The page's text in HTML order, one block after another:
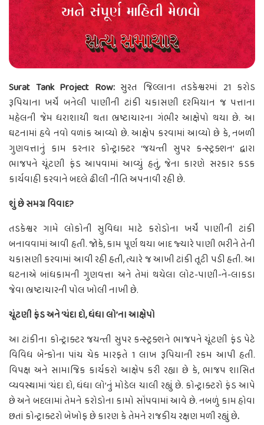
Surat Tank Project Row:સુરત જિલ્લાના તડકેશ્વરમાં 21 કરોડ
રૂપિયાના ખર્ચે બનેલી પાણીની ટાંકી ચકાસણી દરમિયાન જ પત્તાના
મહેલની જેમ ધરાશાયી થતા ભ્રષ્ટાચારના ગંભીર આક્ષેપો થયા છે. આ
ઘટનામાં હવે નવો વળાંક આવ્યો છે. આક્ષેપ કરવામાં આવ્યો છે કે, નબળી
ગુણવત્તાનું કામ કરનાર કોન્ટ્રાક્ટર ‘જયન્તી સુપર કન્સ્ટ્રક્શન’ દ્વારા
ભાજપને ચૂંટણી ફંડ આપવામાં આવ્યું હતું, જેના કારણે સરકાર કડક
કાર્યવાહી કરવાને બદલે ઢીલી નીતિ અપનાવી રહી છે.
શું છે સમગ્ર વિવાદ?
તડકેશ્વર ગામે લોકોની સુવિધા માટે કરોડોના ખર્ચે પાણીની ટાંકી
બનાવવામાં આવી હતી. જોકે, કામ પૂર્ણ થયા બાદ જ્યારે પાણી ભરીને તેની
ચકાસણી કરવામાં આવી રહી હતી, ત્યારે જ આખી ટાંકી તૂટી પડી હતી. આ
ઘટનાએ બાંધકામની ગુણવત્તા અને તેમાં થયેલા લોટ-પાણી-ને-લાકડા
જેવા ભ્રષ્ટાચારની પોલ ખોલી નાખી છે.
ચૂંટણી ફંડ અને ‘ચંદા દો, ધંધા લો’ના આક્ષેપો
આ ટાંકીના કોન્ટ્રાક્ટર જયન્તી સુપર કન્સ્ટ્રક્શને ભાજપને ચૂંટણી ફંડ પેટે
વિવિધ બેન્કોના પાંચ ચેક મારફતે 1 લાખ રૂપિયાની રકમ આપી હતી.
વિપક્ષ અને સામાજિક કાર્યકરો આક્ષેપ કરી રહ્યા છે કે, ભાજપ શાસિત
વ્યવસ્થામાં ‘ચંદા દો, ધંધા લો’નું મોડેલ ચાલી રહ્યું છે. કોન્ટ્રાક્ટરો ફંડ આપે
છે અને બદલામાં તેમને કરોડોના કામો સોંપવામાં આવે છે. નબળું કામ હોવા
છતાં કોન્ટ્રાક્ટરો બેખોફ છે કારણ કે તેમને રાજકીય રક્ષણ મળી રહ્યું છે.